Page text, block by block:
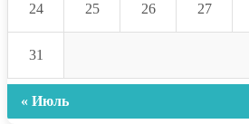
24 25 26 27
31
« Июль